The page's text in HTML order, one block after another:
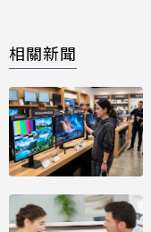
相關新聞